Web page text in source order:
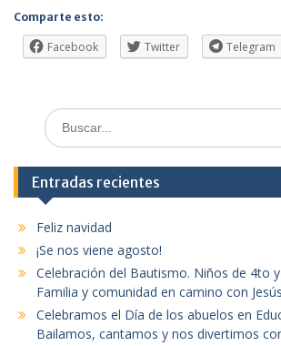
Comparte esto:
Facebook Twitter Telegram
Buscar:
Entradas recientes
Feliz navidad
¡Se nos viene agosto!
Celebración del Bautismo. Niños de 4to
Familia y comunidad en camino con
Celebramos el Día de los abuelos en
Bailamos, cantamos y nos divertimos